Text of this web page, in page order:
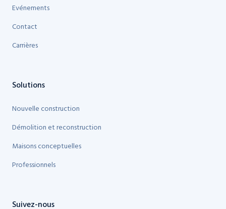
Evénements
Contact
Carrières
Solutions
Nouvelle construction
Démolition et reconstruction
Maisons conceptuelles
Professionnels
Suivez-nous